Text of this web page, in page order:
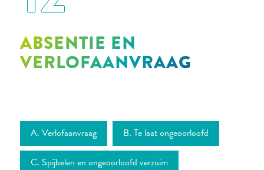
ABSENTIE EN
VERLOFAANVRAAG
A. Verlofaanvraag B. Te laat ongeoorloofd
C. Spijbelen en ongeoorloofd verzuim